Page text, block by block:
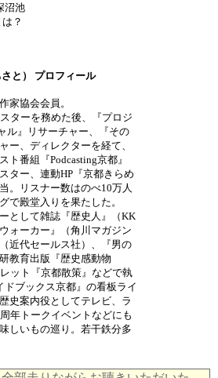
沼池
？
と） プロフィール
家協会会員。
ターを務めた後、『プロジ
ル』リサーチャー、『その
ー、ディレクターを経て、
ト番組『Podcasting京都』
ター、連動HP『京都きらめ
。リスナー数はのべ10万人
で殿堂入りを果たした。
として雑誌『歴史人』（KK
ォーカー』（角川マガジン
近代セールス社）、『男の
教育出版『歴史感動物
ット『京都散策』などで執
ブックス京都』の看板ライ
史案内役としてテレビ、ラ
年トークイベントなどにも
しいもの巡り。若干鉄分多